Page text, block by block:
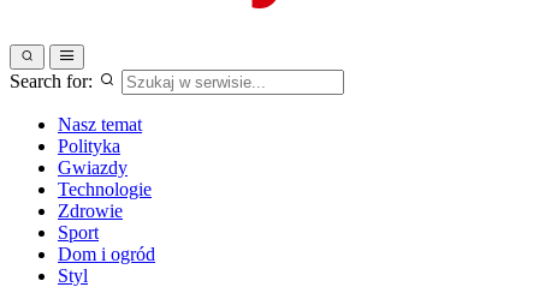
Search for:
Nasz temat
Polityka
Gwiazdy
Technologie
Zdrowie
Sport
Dom i ogród
Styl